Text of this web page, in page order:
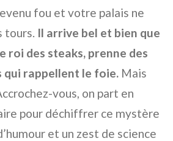
fou et votre palais ne
tours. Il arrive bel et bien que
roi des steaks, prenne des
qui rappellent le foie. Mais
vous, on part en
pour déchiffrer ce mystère
et un zest de science